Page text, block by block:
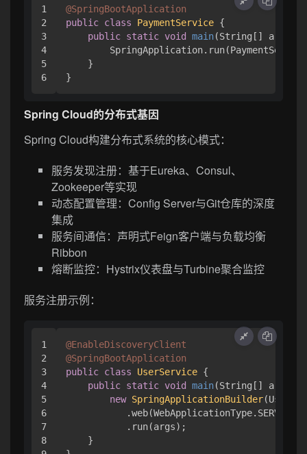
1
2
3
4
5
@SpringBootApplication
public class PaymentService {
public static void main(String[] args)
    }
Spring Cloud的分布式基因
Spring Cloud构建分布式系统的核心模式：
服务发现注册：基于Eureka、Consul、
Zookeeper等实现
动态配置管理：Config Server与Git仓库的深度
集成
服务间通信：声明式Feign客户端与负载均衡
Ribbon
熔断监控：Hystrix仪表盘与Turbine聚合监控
服务注册示例：
1
2
3
4
5
6
7
8
@EnableDiscoveryClient
@SpringBootApplication
public class UserService {
public static void main(String[] args)
new SpringApplicationBuilder
           .web(WebApplicationType.SERVLET)
           .run(args);
    }